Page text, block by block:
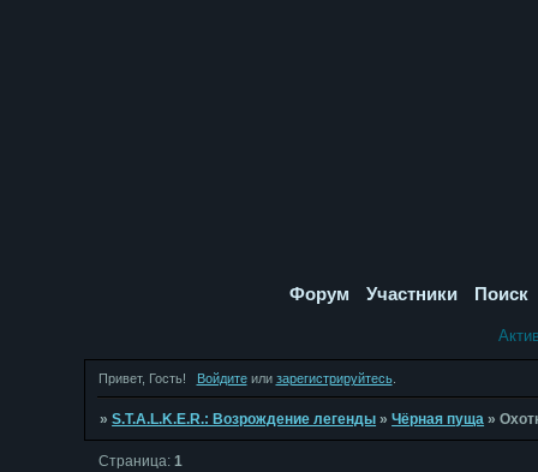
Форум Участники Поиск
Привет, Гость! Войдитеили зарегистрируйтесь.
»S.T.A.L.K.E.R.: Возрождение легенды »Чёрная пуща »
Страница:1